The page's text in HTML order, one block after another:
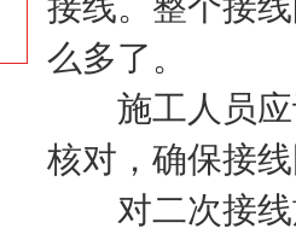
么多了。
施工人员应
核对，确保接
对二次接线